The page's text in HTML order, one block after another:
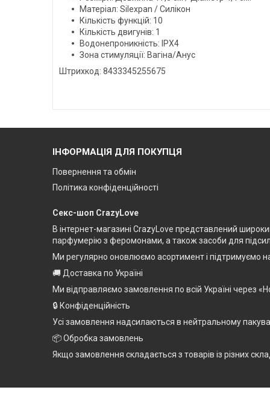
Матеріал: Silexpan / Силікон
Кількість функцій: 10
Кількість двигунів: 1
Водонепроникність: IPX4
Зона стимуляції: Вагіна/Анус
Штрихкод: 8433345255675
ІНФОРМАЦІЯ ДЛЯ ПОКУПЦЯ
Повернення та обмін
Політика конфіденційності
Секс-шоп CrazyLove
В інтернет-магазині CrazyLove представлений
парфумерію з феромонами, а також засоби для
Ми регулярно оновлюємо асортимент і підтримуємо
🚚 Доставка по Україні
Ми відправляємо замовлення по всій Україні через
🔒 Конфіденційність
Усі замовлення надсилаються в нейтральному
📦 Обробка замовлень
Якщо замовлення складається з товарів із різних